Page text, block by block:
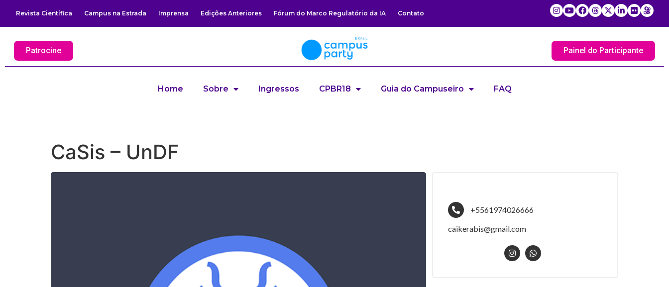
Revista Científica Campus na Estrada Imprensa Edições Anteriores Fórum do Marco Regulatório da IA Contato
Patrocine Painel do Participante
Home Sobre Ingressos CPBR18 Guia do Campuseiro FAQ
CaSis – UnDF
+5561974026666
caikerabis@gmail.com